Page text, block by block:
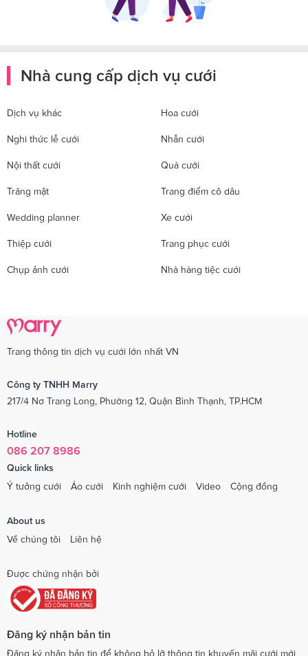
Nhà cung cấp dịch vụ cưới
Dịch vụ khác Hoa cưới
Nghi thức lễ cưới Nhẫn cưới
Nội thất cưới Quà cưới
Trăng mật Trang điểm cô dâu
Wedding planner Xe cưới
Thiệp cưới Trang phục cưới
Chụp ảnh cưới Nhà hàng tiệc cưới
Trang thông tin dịch vụ cưới lớn nhất VN
Công ty TNHH Marry
217/4 Nơ Trang Long, Phường 12, Quận Bình Thạnh, TP.HCM
Hotline
086 207 8986
Quick links
Ý tưởng cưới
Áo cưới Kinh nghiệm cưới Video Cộng đồng
About us
Về chúng tôi
Liên hệ
Được chứng nhận bởi
Đăng ký nhận bản tin
Đăng ký nhận bản tin để không bỏ lỡ thông tin khuyến mãi cưới mới